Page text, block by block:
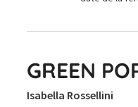
GREEN
Isabella Rossellini